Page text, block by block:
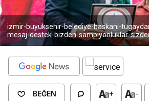
izmir-buyuksehir-belediye-baskani-
mesaj-destek-bizden-sampiyonluklar-
BEĞEN + -